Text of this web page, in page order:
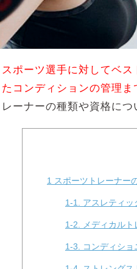
スポーツ選手に対してベ
コンディションの管理
ーナーの種類や資格につ
1 スポーツトレーナー
1-1. アスレティッ
1-2. メディカルト
1-3. コンディショ